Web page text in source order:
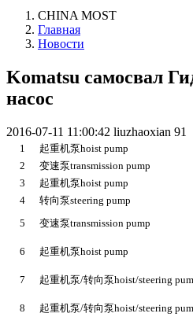
CHINA MOST
Главная
Новости
Komatsu самосвал
насос
2016-07-11 11:00:42 liuzhaoxian 91
1 起重机泵hoist pump
2
变速泵transmission pump
3
起重机泵hoist pump
4
转向泵steering pump
5
变速泵transmission pump
6 起重机泵hoist pump
7 起重机泵/转向泵hoist/steering
8 起重机泵/转向泵hoist/steering